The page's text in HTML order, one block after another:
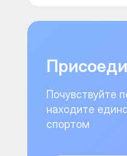
Почувствуйте
находите
спортом